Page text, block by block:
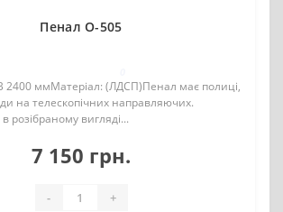
Пенал О-505
2400 ммМатеріал: (ЛДСП)Пенал має полиці,
на телескопічних направляючих.
розібраному вигляді...
7 150 грн.
- +